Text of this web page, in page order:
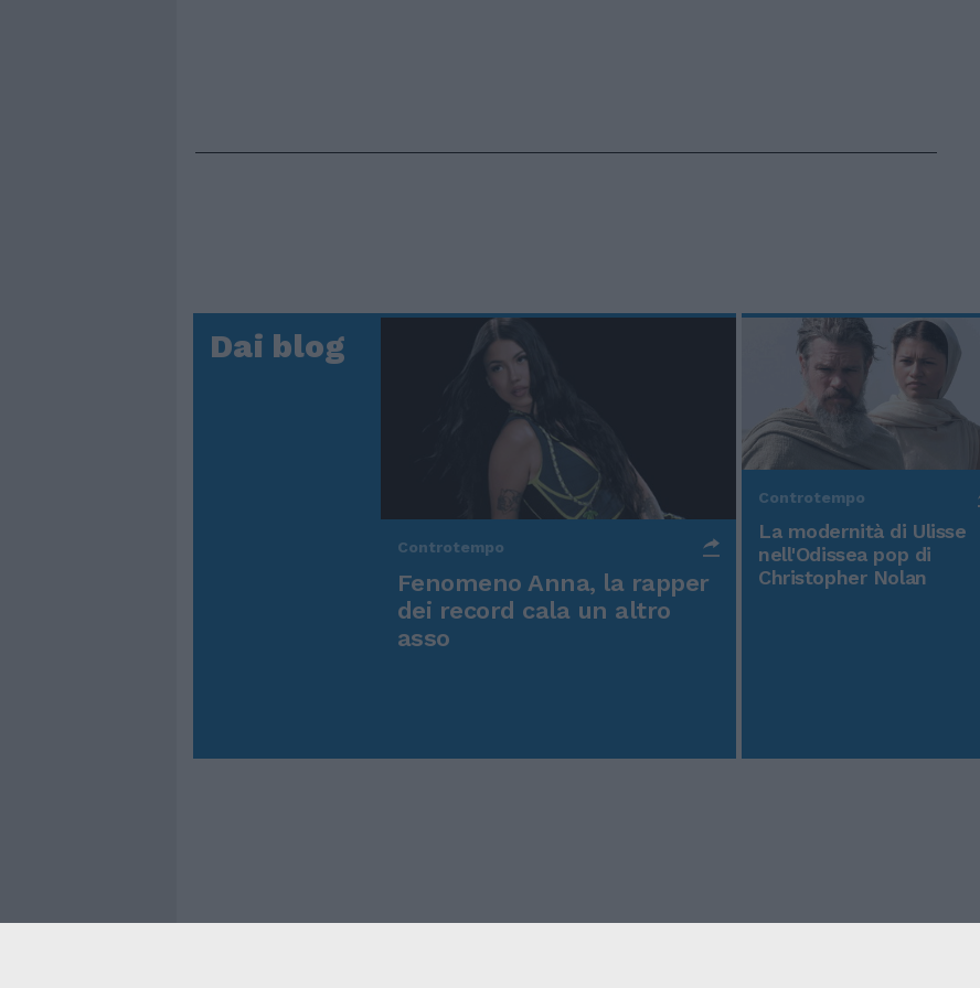
Dai blog
Controtempo
Fenomeno Anna, la rapper
dei record cala un altro
asso
Controtempo
La modernità di Ulisse
nell'Odissea pop di
Christopher Nolan